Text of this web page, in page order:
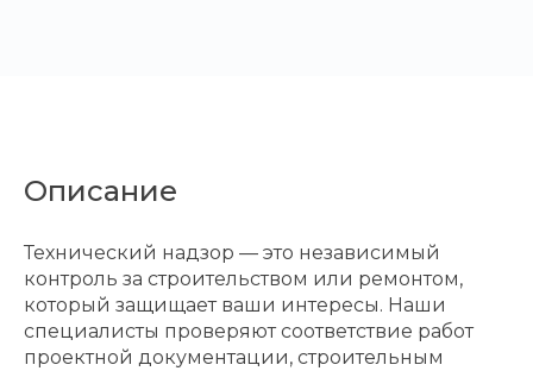
Описание
Технический надзор — это независимый
контроль за строительством или ремонтом,
который защищает ваши интересы. Наши
специалисты проверяют соответствие работ
проектной документации, строительным